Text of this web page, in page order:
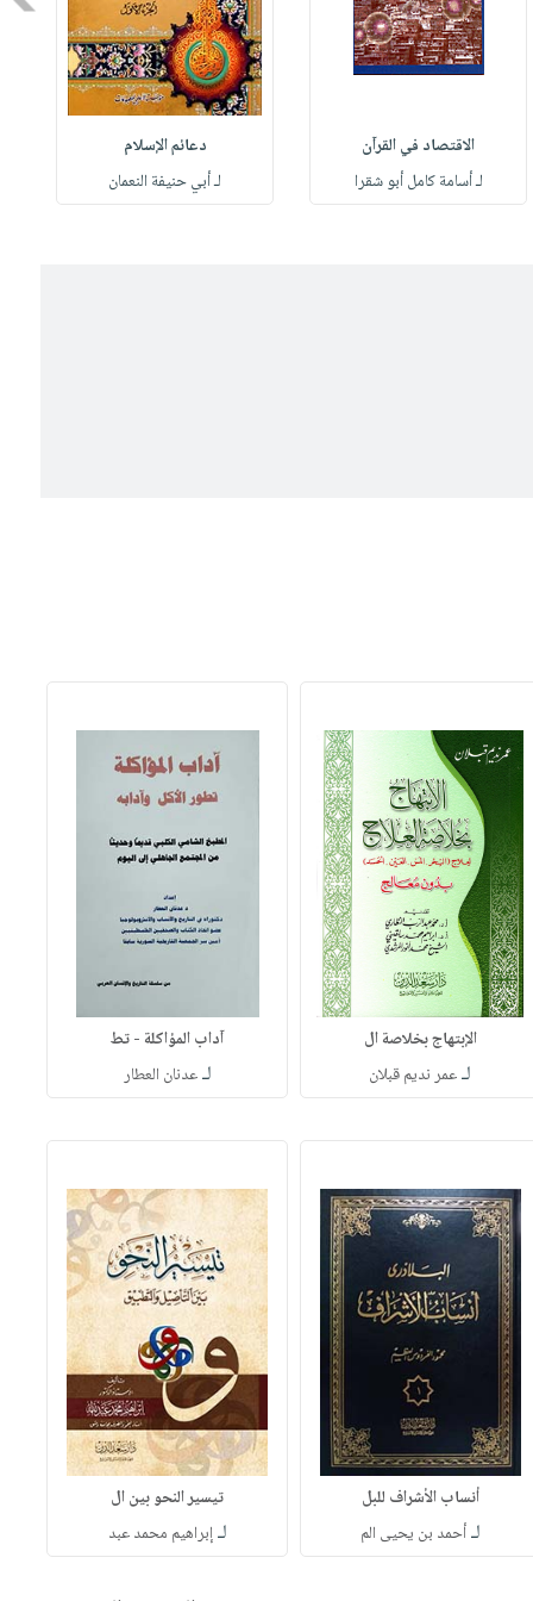
الاقتصاد في القرآن
لـ أسامة كامل أبو شقرا
دعائم الإسلام
لـ أبي حنيفة النعمان
الإبتهاج بخلاصة ال
لـعمر نديم قبلان
آداب المؤاكلة - تط
لـعدنان العطار
أنساب الأشراف للبل
لـأحمد بن يحيى الم
تيسير النحو بين ال
لـإبراهيم محمد عبد